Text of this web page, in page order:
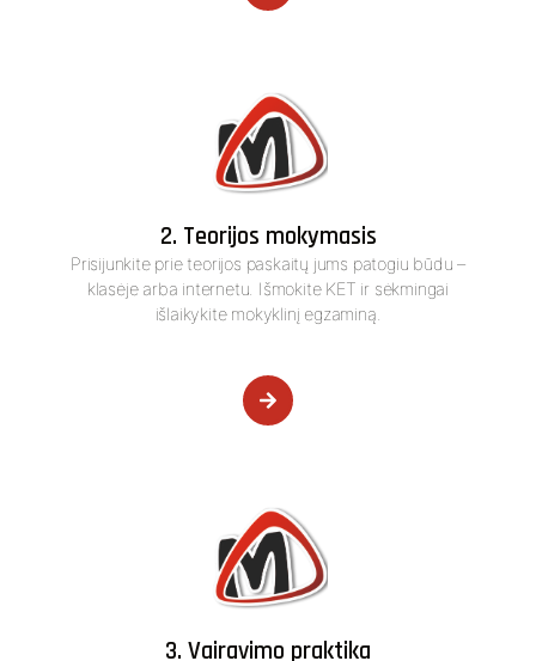
2. Teorijos mokymasis
Prisijunkite prie teorijos paskaitų jums patogiu būdu –
klasėje arba internetu. Išmokite KET ir sėkmingai
išlaikykite mokyklinį egzaminą.
3. Vairavimo praktika